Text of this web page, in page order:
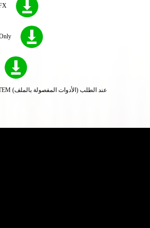
تتوفر إصدارات WAV أو STEM (الأدوات المفصولة بالملف) عند الطلب